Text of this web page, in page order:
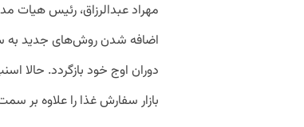
مهراد عبدالرزاق، رئیس
اضافه شدن روش‌های جدید به
دوران اوج خود بازگردد. حالا
بازار سفارش غذا را علاوه بر